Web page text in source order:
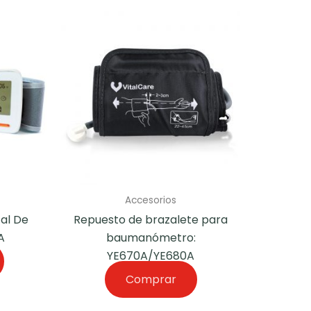
De
Accesorios
Repuesto de brazalete para
baumanómetro:
YE670A/YE680A
Comprar